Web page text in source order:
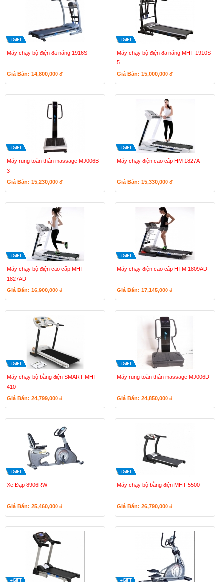
Máy chạy bộ điện đa năng 1916S
Giá Bán: 14,800,000 đ
Máy chạy bộ điện đa năng MHT-1910S-
5
Giá Bán: 15,000,000 đ
Máy rung toàn thân massage MJ006B-
3
Giá Bán: 15,230,000 đ
Máy chạy điện cao cấp HM 1827A
Giá Bán: 15,330,000 đ
Máy chạy bộ điện cao cấp MHT
1827AD
Giá Bán: 16,900,000 đ
Máy chạy điện cao cấp HTM 1809AD
Giá Bán: 17,145,000 đ
Máy chạy bộ bằng điện SMART MHT-
410
Giá Bán: 24,799,000 đ
Máy rung toàn thân massage MJ006D
Giá Bán: 24,850,000 đ
Xe Đạp 8906RW
Giá Bán: 25,460,000 đ
Máy chạy bộ bằng điện MHT-5500
Giá Bán: 26,790,000 đ